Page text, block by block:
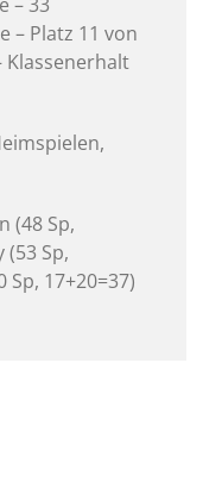
– Platz 11 von
Klassenerhalt
(48 Sp,
(53 Sp,
Sp, 17+20=37)